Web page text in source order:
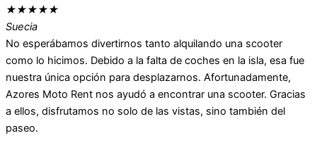
★★★★★
Suecia
No esperábamos divertirnos tanto alquilando una scooter
como lo hicimos. Debido a la falta de coches en la isla, esa fue
nuestra única opción para desplazarnos. Afortunadamente,
Azores Moto Rent nos ayudó a encontrar una scooter. Gracias
a ellos, disfrutamos no solo de las vistas, sino también del
paseo.